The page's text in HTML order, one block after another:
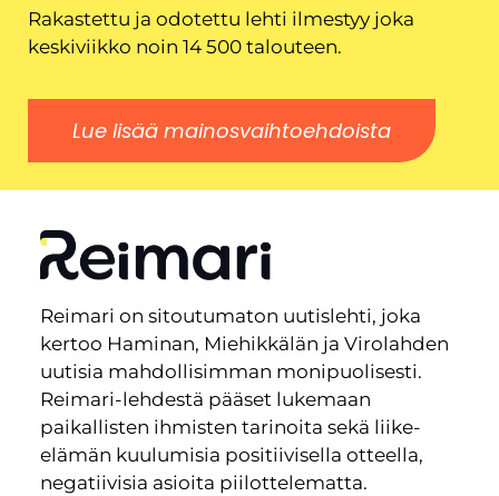
Rakastettu ja odotettu lehti ilmestyy joka
keskiviikko noin 14 500 talouteen.
Lue lisää mainosvaihtoehdoista
Reimari on sitoutumaton uutislehti, joka
kertoo Haminan, Miehikkälän ja Virolahden
uutisia mahdollisimman monipuolisesti.
Reimari-lehdestä pääset lukemaan
paikallisten ihmisten tarinoita sekä liike-
elämän kuulumisia positiivisella otteella,
negatiivisia asioita piilottelematta.